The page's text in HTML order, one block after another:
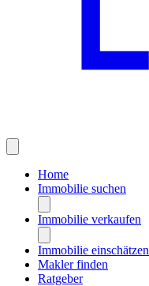
Home
Immobilie suchen
Immobilie verkaufen
Immobilie einschätzen
Makler finden
Ratgeber